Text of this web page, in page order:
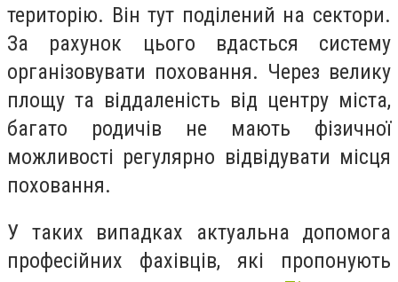
територію. Він тут поділений на сектори.
За рахунок цього вдасться систему
організовувати поховання. Через велику
площу та віддаленість від центру міста,
багато родичів не мають фізичної
можливості регулярно відвідувати місця
поховання.
У таких випадках актуальна допомога
професійних фахівців, які пропонують